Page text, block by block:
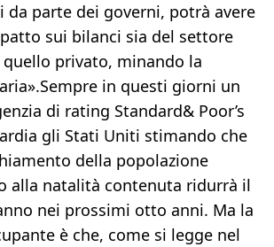
da parte dei governi, potrà avere
sui bilanci sia del settore
privato, minando la
in questi giorni un
di rating Standard& Poor’s
gli Stati Uniti stimando che
della popolazione
alla natalità contenuta ridurrà il
nei prossimi otto anni. Ma la
è che, come si legge nel